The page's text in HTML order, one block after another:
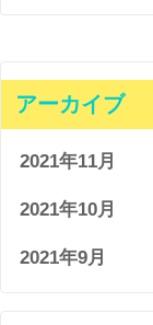
アーカイブ
2021年11月
2021年10月
2021年9月